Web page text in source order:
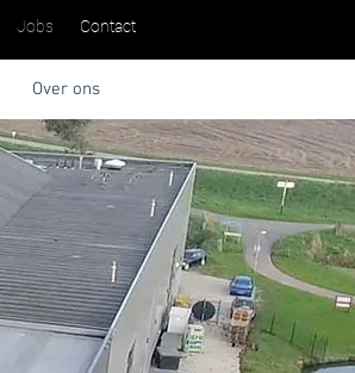
Jobs Contact
Over ons